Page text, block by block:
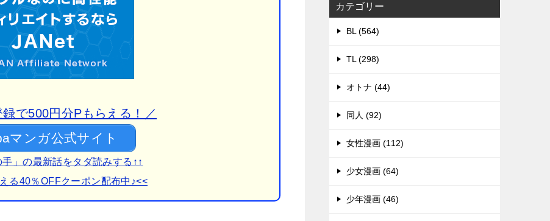
で500円分Pもらえる！／
マンガ公式サイト
手」の最新話をタダ読みする↑↑
る40％OFFクーポン配布中♪<<
カテゴリー
BL (564)
TL (298)
オトナ (44)
同人 (92)
女性漫画 (112)
少女漫画 (64)
少年漫画 (46)